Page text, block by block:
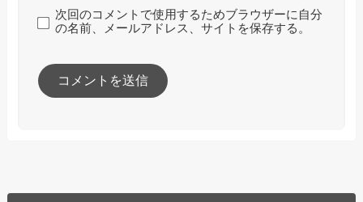
次回のコメントで使用するためブラウザーに自分
の名前、メールアドレス、サイトを保存する。